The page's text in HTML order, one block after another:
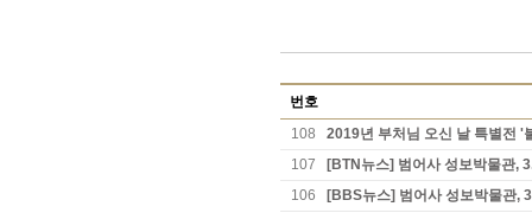
번호
108
2019년 부처님 오신 날 특별전 '
107
[BTN뉴스] 범어사 성보박물관,
106
[BBS뉴스] 범어사 성보박물관,